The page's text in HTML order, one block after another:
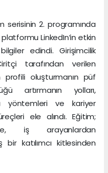
serisinin 2. programında
platformu LinkedIn’in etkin
edindi. Girişimcilik
tarafından verilen
oluşturmanın püf
artırmanın yolları,
yöntemleri ve kariyer
ele alındı. Eğitim;
iş arayanlardan
katılımcı kitlesinden